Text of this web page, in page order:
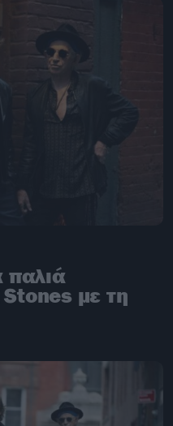
με τη